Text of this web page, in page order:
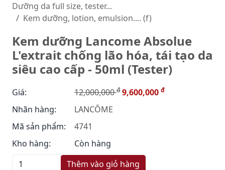
Dưỡng da full size, tester...
Kem dưỡng, lotion, emulsion.... (f)
Kem dưỡng Lancome Absolue
L'extrait chống lão hóa, tái tạo da
siêu cao cấp - 50ml (Tester)
Giá: 12,000,000đ 9,600,000 đ
Nhãn hàng:
LANCÔME
Mã sản phẩm:
4741
Kho hàng:
Còn hàng
Thêm vào giỏ hàng